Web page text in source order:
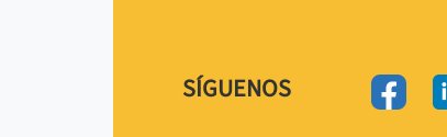
SÍGUENOS